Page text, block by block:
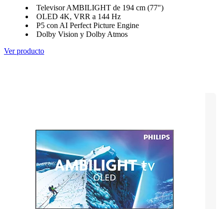
Televisor AMBILIGHT de 194 cm (77")
OLED 4K, VRR a 144 Hz
P5 con AI Perfect Picture Engine
Dolby Vision y Dolby Atmos
Ver producto